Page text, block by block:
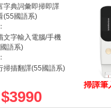
字典詞彙即掃即譯
(55國語系)
文字輸入電腦/手機
語系)
掃描翻譯(55國語系)
$3990
掃譯筆